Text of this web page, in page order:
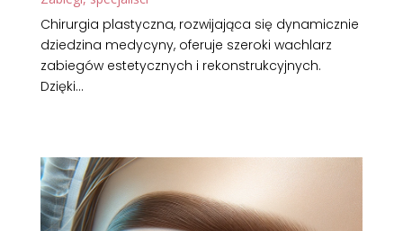
Chirurgia plastyczna, rozwijająca się dynamicznie
dziedzina medycyny, oferuje szeroki wachlarz
zabiegów estetycznych i rekonstrukcyjnych.
Dzięki...